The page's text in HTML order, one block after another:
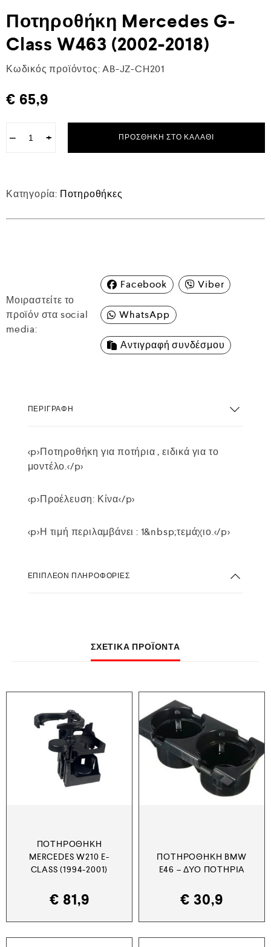
Ποτηροθήκη Mercedes G-
Class W463 (2002-2018)
Κωδικός προϊόντος: AB-JZ-CH201
€ 65,9
− + ΠΡΟΣΘΉΚΗ ΣΤΟ ΚΑΛΆΘΙ
Κατηγορία: Ποτηροθήκες
Μοιραστείτε το
προϊόν στα social
media:
Facebook Viber
WhatsApp
Αντιγραφή συνδέσμου
ΠΕΡΙΓΡΑΦΉ
<p>Ποτηροθήκη για ποτήρια , ειδικά για το
μοντέλο.</p>
<p>Προέλευση: Κίνα</p>
<p>Η τιμή περιλαμβάνει : 1&nbsp;τεμάχιο.</p>
ΕΠΙΠΛΈΟΝ ΠΛΗΡΟΦΟΡΊΕΣ
ΣΧΕΤΙΚΆ ΠΡΟΪΌΝΤΑ
ΠΟΤΗΡΟΘΉΚΗ
MERCEDES W210 E-
CLASS (1994-2001)
€ 81,9
ΠΟΤΗΡΟΘΉΚΗ BMW
E46 – ΔΎΟ ΠΟΤΉΡΙΑ
€ 30,9